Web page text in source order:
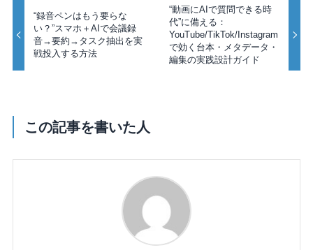
“録音ペンはもう要らな
い？”スマホ＋AIで会議録
音→要約→タスク抽出を実
戦投入する方法
“動画にAIで質問できる時
代”に備える：
YouTube/TikTok/Instagram
で効く台本・メタデータ・
編集の実践設計ガイド
この記事を書いた人